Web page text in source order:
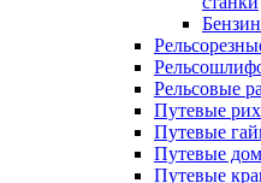
Рельсовые
Путевые
Путевые
Путевые
Путевые